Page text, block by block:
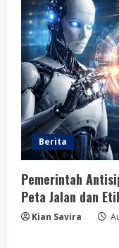
Berita
Pemerintah
Peta Jalan dan
Kian Savira